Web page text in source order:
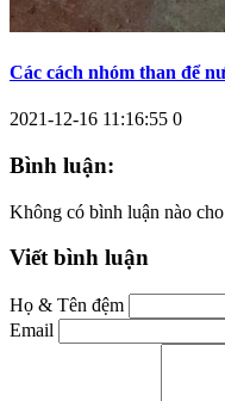
Các cách nhóm than để
2021-12-16 11:16:55 0
Bình luận:
Không có bình luận nào
Viết bình luận
Họ & Tên đệm
Email